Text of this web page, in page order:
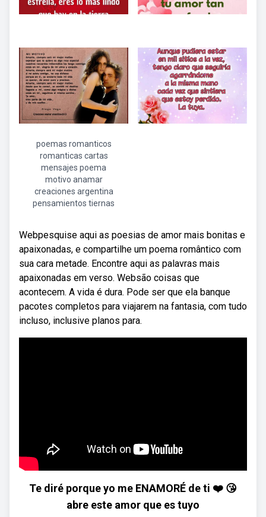
poemas romanticos
romanticas cartas
mensajes poema
motivo anamar
creaciones argentina
pensamientos tiernas
Webpesquise aqui as poesias de amor mais bonitas e
apaixonadas, e compartilhe um poema romântico com
sua cara metade. Encontre aqui as palavras mais
apaixonadas em verso. Websão coisas que
acontecem. A vida é dura. Pode ser que ela banque
pacotes completos para viajarem na fantasia, com tudo
incluso, inclusive planos para.
Te diré porque yo me ENAMORÉ de ti ❤️ 😘
abre este amor que es tuyo